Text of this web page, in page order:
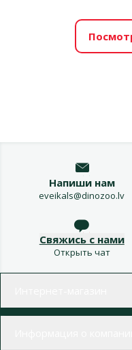
Напиши нам
eveikals@dinozoo.lv
Свяжись с нами
Открыть чат